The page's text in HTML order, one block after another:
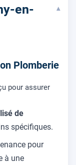
en-
▾
Plomberie
pour assurer
de
spécifiques.
pour
à une